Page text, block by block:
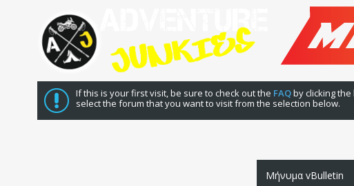
If this is your first visit, be sure to check out the FAQby clicking the
select the forum that you want to visit from the selection below.
Μήνυμα vBulletin